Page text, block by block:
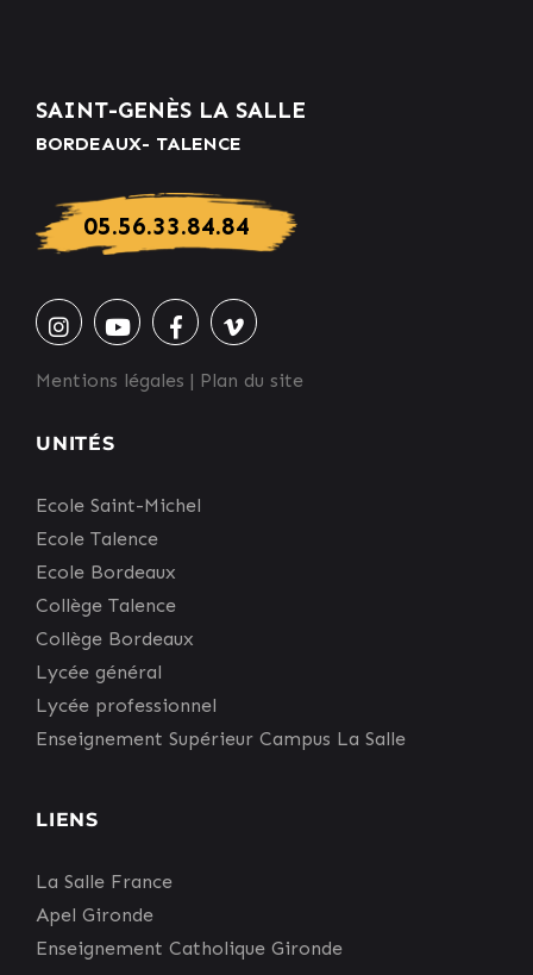
SAINT-GENÈS LA SALLE
BORDEAUX- TALENCE
05.56.33.84.84
Mentions légales | Plan du site
UNITÉS
Ecole Saint-Michel
Ecole Talence
Ecole Bordeaux
Collège Talence
Collège Bordeaux
Lycée général
Lycée professionnel
Enseignement Supérieur Campus La Salle
LIENS
La Salle France
Apel Gironde
Enseignement Catholique Gironde